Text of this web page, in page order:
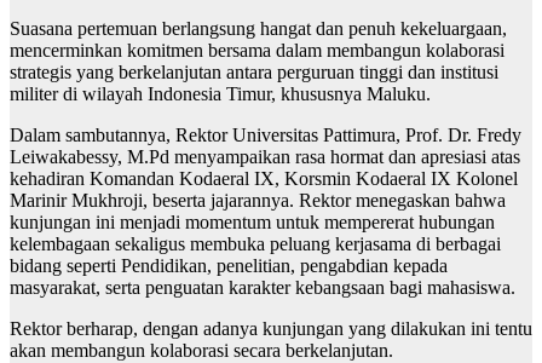
Suasana pertemuan berlangsung hangat dan penuh kekeluargaan,
mencerminkan komitmen bersama dalam membangun kolaborasi
strategis yang berkelanjutan antara perguruan tinggi dan institusi
militer di wilayah Indonesia Timur, khususnya Maluku.
Dalam sambutannya, Rektor Universitas Pattimura, Prof. Dr. Fredy
Leiwakabessy, M.Pd menyampaikan rasa hormat dan apresiasi atas
kehadiran Komandan Kodaeral IX, Korsmin Kodaeral IX Kolonel
Marinir Mukhroji, beserta jajarannya. Rektor menegaskan bahwa
kunjungan ini menjadi momentum untuk mempererat hubungan
kelembagaan sekaligus membuka peluang kerjasama di berbagai
bidang seperti Pendidikan, penelitian, pengabdian kepada
masyarakat, serta penguatan karakter kebangsaan bagi mahasiswa.
Rektor berharap, dengan adanya kunjungan yang dilakukan ini tentu
akan membangun kolaborasi secara berkelanjutan.